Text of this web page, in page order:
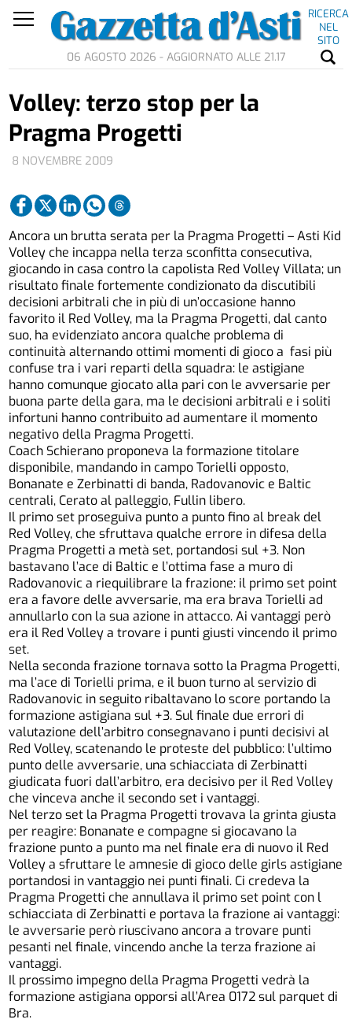
RICERCA
NEL
SITO
06 AGOSTO 2026 - AGGIORNATO ALLE 21.17
8 NOVEMBRE 2009
Volley: terzo stop per la
Pragma Progetti
Ancora un brutta serata per la Pragma Progetti – Asti Kid
Volley che incappa nella terza sconfitta consecutiva,
giocando in casa contro la capolista Red Volley Villata; un
risultato finale fortemente condizionato da discutibili
decisioni arbitrali che in più di un’occasione hanno
favorito il Red Volley, ma la Pragma Progetti, dal canto
suo, ha evidenziato ancora qualche problema di
continuità alternando ottimi momenti di gioco a fasi più
confuse tra i vari reparti della squadra: le astigiane
hanno comunque giocato alla pari con le avversarie per
buona parte della gara, ma le decisioni arbitrali e i soliti
infortuni hanno contribuito ad aumentare il momento
negativo della Pragma Progetti.
Coach Schierano proponeva la formazione titolare
disponibile, mandando in campo Torielli opposto,
Bonanate e Zerbinatti di banda, Radovanovic e Baltic
centrali, Cerato al palleggio, Fullin libero.
Il primo set proseguiva punto a punto fino al break del
Red Volley, che sfruttava qualche errore in difesa della
Pragma Progetti a metà set, portandosi sul +3. Non
bastavano l’ace di Baltic e l’ottima fase a muro di
Radovanovic a riequilibrare la frazione: il primo set point
era a favore delle avversarie, ma era brava Torielli ad
annullarlo con la sua azione in attacco. Ai vantaggi però
era il Red Volley a trovare i punti giusti vincendo il primo
set.
Nella seconda frazione tornava sotto la Pragma Progetti,
ma l’ace di Torielli prima, e il buon turno al servizio di
Radovanovic in seguito ribaltavano lo score portando la
formazione astigiana sul +3. Sul finale due errori di
valutazione dell’arbitro consegnavano i punti decisivi al
Red Volley, scatenando le proteste del pubblico: l’ultimo
punto delle avversarie, una schiacciata di Zerbinatti
giudicata fuori dall’arbitro, era decisivo per il Red Volley
che vinceva anche il secondo set i vantaggi.
Nel terzo set la Pragma Progetti trovava la grinta giusta
per reagire: Bonanate e compagne si giocavano la
frazione punto a punto ma nel finale era di nuovo il Red
Volley a sfruttare le amnesie di gioco delle girls astigiane
portandosi in vantaggio nei punti finali. Ci credeva la
Pragma Progetti che annullava il primo set point con l
schiacciata di Zerbinatti e portava la frazione ai vantaggi:
le avversarie però riuscivano ancora a trovare punti
pesanti nel finale, vincendo anche la terza frazione ai
vantaggi.
Il prossimo impegno della Pragma Progetti vedrà la
formazione astigiana opporsi all’Area 0172 sul parquet di
Bra.